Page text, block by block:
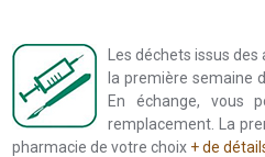
Les déchets issus
la première semaine
En échange, vous
remplacement. La
pharmacie de votre choix + de